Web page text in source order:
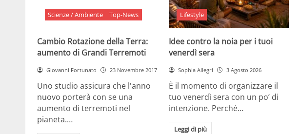
Scienze / Ambiente Top-News
Cambio Rotazione della Terra:
aumento di Grandi Terremoti
Giovanni Fortunato 23 Novembre 2017
Uno studio assicura che l'anno
nuovo porterà con se una
aumento di terremoti nel
pianeta.…
Lifestyle
Idee contro la noia per i tuoi
venerdì sera
Sophia Allegri 3 Agosto 2026
È il momento di organizzare il
tuo venerdì sera con un po’ di
intenzione. Perché…
Leggi di più